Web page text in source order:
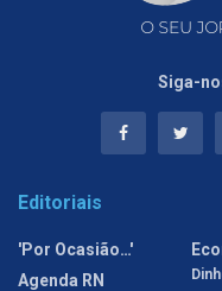
Siga-
Editoriais
'Por Ocasião…'
Agenda RN